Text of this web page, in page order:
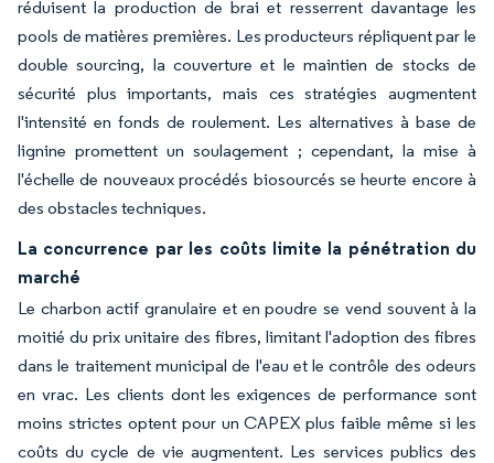
réduisent la production de brai et resserrent davantage les
pools de matières premières. Les producteurs répliquent par le
double sourcing, la couverture et le maintien de stocks de
sécurité plus importants, mais ces stratégies augmentent
l'intensité en fonds de roulement. Les alternatives à base de
lignine promettent un soulagement ; cependant, la mise à
l'échelle de nouveaux procédés biosourcés se heurte encore à
des obstacles techniques.
La concurrence par les coûts limite la pénétration du
marché
Le charbon actif granulaire et en poudre se vend souvent à la
moitié du prix unitaire des fibres, limitant l'adoption des fibres
dans le traitement municipal de l'eau et le contrôle des odeurs
en vrac. Les clients dont les exigences de performance sont
moins strictes optent pour un CAPEX plus faible même si les
coûts du cycle de vie augmentent. Les services publics des